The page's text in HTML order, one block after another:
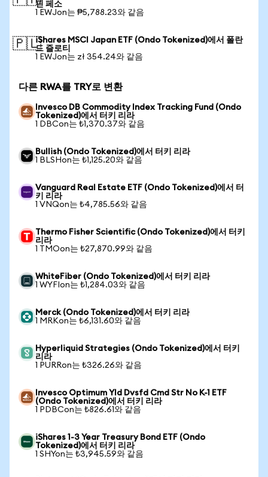
핀 페소
1 EWJon는 ₱5,788.23와 같음
🇵🇱iShares MSCI Japan ETF (Ondo Tokenized)에서 폴란
드 즐로티
1 EWJon는 zł 354.24와 같음
다른 RWA를 TRY로 변환
Invesco DB Commodity Index Tracking Fund (Ondo
Tokenized)에서 터키 리라
1 DBCon는 ₺1,370.37와 같음
Bullish (Ondo Tokenized)에서 터키 리라
1 BLSHon는 ₺1,125.20와 같음
Vanguard Real Estate ETF (Ondo Tokenized)에서 터
키 리라
1 VNQon는 ₺4,785.56와 같음
Thermo Fisher Scientific (Ondo Tokenized)에서 터키
리라
1 TMOon는 ₺27,870.99와 같음
WhiteFiber (Ondo Tokenized)에서 터키 리라
1 WYFIon는 ₺1,284.03와 같음
Merck (Ondo Tokenized)에서 터키 리라
1 MRKon는 ₺6,131.60와 같음
Hyperliquid Strategies (Ondo Tokenized)에서 터키
리라
1 PURRon는 ₺326.26와 같음
Invesco Optimum Yld Dvsfd Cmd Str No K-1 ETF
(Ondo Tokenized)에서 터키 리라
1 PDBCon는 ₺826.61와 같음
iShares 1-3 Year Treasury Bond ETF (Ondo
Tokenized)에서 터키 리라
1 SHYon는 ₺3,945.59와 같음